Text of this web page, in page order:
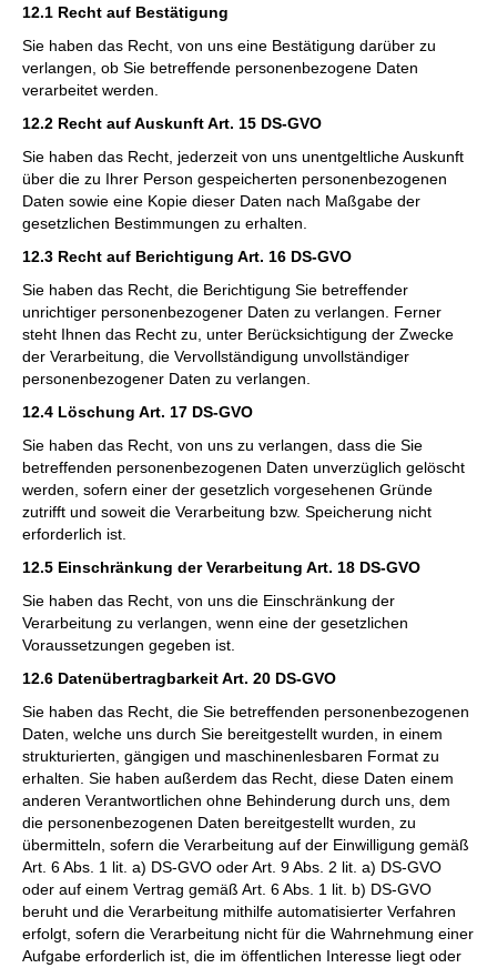
12.1 Recht auf Bestätigung
Sie haben das Recht, von uns eine Bestätigung darüber zu
verlangen, ob Sie betreffende personenbezogene Daten
verarbeitet werden.
12.2 Recht auf Auskunft Art. 15 DS-GVO
Sie haben das Recht, jederzeit von uns unentgeltliche Auskunft
über die zu Ihrer Person gespeicherten personenbezogenen
Daten sowie eine Kopie dieser Daten nach Maßgabe der
gesetzlichen Bestimmungen zu erhalten.
12.3 Recht auf Berichtigung Art. 16 DS-GVO
Sie haben das Recht, die Berichtigung Sie betreffender
unrichtiger personenbezogener Daten zu verlangen. Ferner
steht Ihnen das Recht zu, unter Berücksichtigung der Zwecke
der Verarbeitung, die Vervollständigung unvollständiger
personenbezogener Daten zu verlangen.
12.4 Löschung Art. 17 DS-GVO
Sie haben das Recht, von uns zu verlangen, dass die Sie
betreffenden personenbezogenen Daten unverzüglich gelöscht
werden, sofern einer der gesetzlich vorgesehenen Gründe
zutrifft und soweit die Verarbeitung bzw. Speicherung nicht
erforderlich ist.
12.5 Einschränkung der Verarbeitung Art. 18 DS-GVO
Sie haben das Recht, von uns die Einschränkung der
Verarbeitung zu verlangen, wenn eine der gesetzlichen
Voraussetzungen gegeben ist.
12.6 Datenübertragbarkeit Art. 20 DS-GVO
Sie haben das Recht, die Sie betreffenden personenbezogenen
Daten, welche uns durch Sie bereitgestellt wurden, in einem
strukturierten, gängigen und maschinenlesbaren Format zu
erhalten. Sie haben außerdem das Recht, diese Daten einem
anderen Verantwortlichen ohne Behinderung durch uns, dem
die personenbezogenen Daten bereitgestellt wurden, zu
übermitteln, sofern die Verarbeitung auf der Einwilligung gemäß
Art. 6 Abs. 1 lit. a) DS-GVO oder Art. 9 Abs. 2 lit. a) DS-GVO
oder auf einem Vertrag gemäß Art. 6 Abs. 1 lit. b) DS-GVO
beruht und die Verarbeitung mithilfe automatisierter Verfahren
erfolgt, sofern die Verarbeitung nicht für die Wahrnehmung einer
Aufgabe erforderlich ist, die im öffentlichen Interesse liegt oder